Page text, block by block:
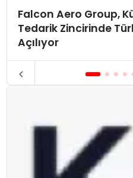
Falcon Aero Group,
Tedarik Zincirinde
Açılıyor